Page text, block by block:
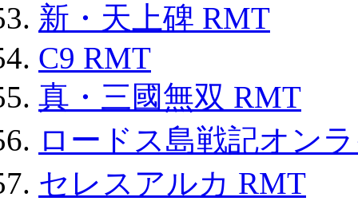
新・天上碑 RMT
C9 RMT
真・三國無双 RMT
ロードス島戦記オン
セレスアルカ RMT